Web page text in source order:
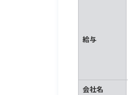
給与
会社名